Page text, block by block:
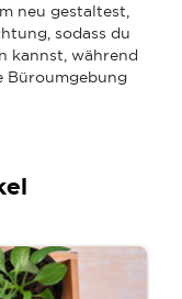
neu gestaltest,
sodass du
kannst, während
Büroumgebung